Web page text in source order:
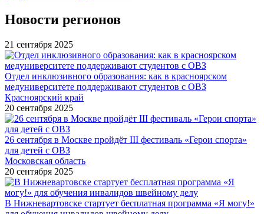
Новости регионов
21 сентября 2025
Отдел инклюзивного образования: как в красноярском
медуниверситете поддерживают студентов с ОВЗ
Красноярский край
20 сентября 2025
26 сентября в Москве пройдёт III фестиваль «Герои спорта»
для детей с ОВЗ
Московская область
20 сентября 2025
В Нижневартовске стартует бесплатная программа «Я могу!»